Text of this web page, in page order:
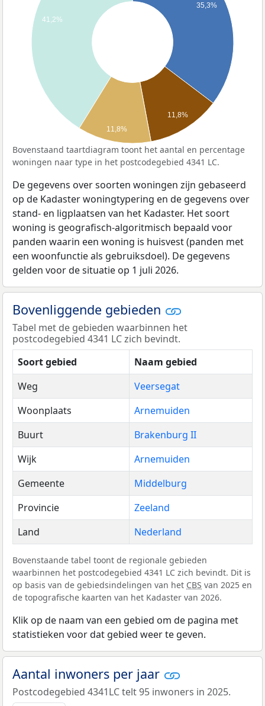
35,3%
11,8%
41,2%
11,8%
Bovenstaand taartdiagram toont het aantal en percentage
woningen naar type in het postcodegebied 4341 LC.
De gegevens over soorten woningen zijn gebaseerd
op de Kadaster woningtypering en de gegevens over
stand- en ligplaatsen van het Kadaster. Het soort
woning is geografisch-algoritmisch bepaald voor
panden waarin een woning is huisvest (panden met
een woonfunctie als gebruiksdoel). De gegevens
gelden voor de situatie op 1 juli 2026.
Bovenliggende gebieden
Tabel met de gebieden waarbinnen het
postcodegebied 4341 LC zich bevindt.
Soort gebied
Naam gebied
Weg
Veersegat
Woonplaats
Arnemuiden
Buurt
Brakenburg II
Wijk
Arnemuiden
Gemeente
Middelburg
Provincie
Zeeland
Land
Nederland
Bovenstaande tabel toont de regionale gebieden
waarbinnen het postcodegebied 4341 LC zich bevindt. Dit is
op basis van de gebiedsindelingen van het CBS van 2025 en
de topografische kaarten van het Kadaster van 2026.
Klik op de naam van een gebied om de pagina met
statistieken voor dat gebied weer te geven.
Aantal inwoners per jaar
Postcodegebied 4341LC telt 95 inwoners in 2025.